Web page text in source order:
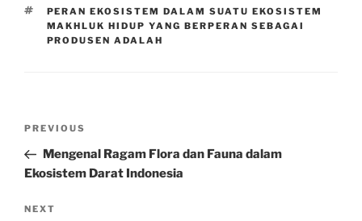
TAGS
PERAN EKOSISTEM DALAM SUATU EKOSISTEM
MAKHLUK HIDUP YANG BERPERAN SEBAGAI
PRODUSEN ADALAH
Previous
Post
PREVIOUS
Mengenal Ragam Flora dan Fauna dalam
Ekosistem Darat Indonesia
Next
NEXT